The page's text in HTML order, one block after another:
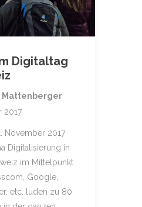
Digitaltag
Mattenberger
2017
November 2017
Digitalisierung in
im Mittelpunkt.
Google,
etc. luden zu 80